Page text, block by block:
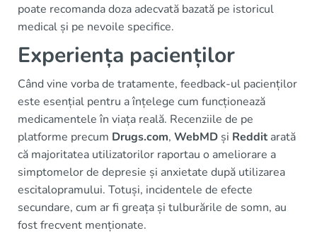
poate recomanda doza adecvată bazată pe istoricul
medical și pe nevoile specifice.
Experiența pacienților
Când vine vorba de tratamente, feedback-ul pacienților
este esențial pentru a înțelege cum funcționează
medicamentele în viața reală. Recenziile de pe
platforme precum Drugs.com, WebMD și Redditarată
că majoritatea utilizatorilor raportau o ameliorare a
simptomelor de depresie și anxietate după utilizarea
escitalopramului. Totuși, incidentele de efecte
secundare, cum ar fi greața și tulburările de somn, au
fost frecvent menționate.